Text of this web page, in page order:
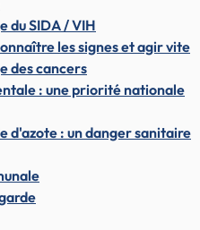
du SIDA / VIH
les signes et agir vite
des cancers
: une priorité nationale
d'azote : un danger sanitaire